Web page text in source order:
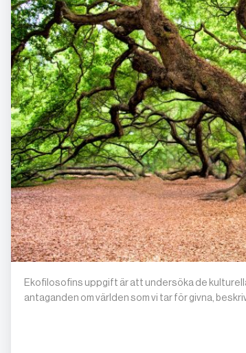
Ekofilosofins uppgift är att undersöka de
antaganden om världen som vi tar för givna,